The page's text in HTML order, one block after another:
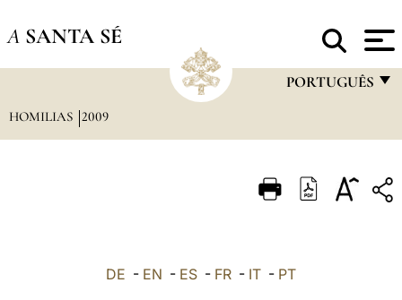
A SANTA SÉ
PORTUGUÊS
ITALIANO
HOMILIAS 2009
DE - EN - ES - FR - IT - PT